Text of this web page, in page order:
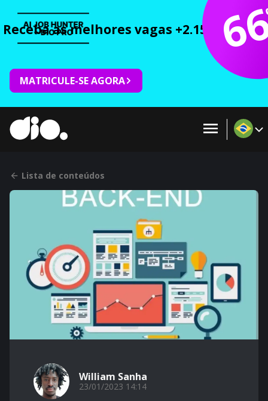
Receba as melhores vagas +2.150 cursos
MATRICULE-SE AGORA
Lista de conteúdos
William Sanha
23/01/2023 14:14